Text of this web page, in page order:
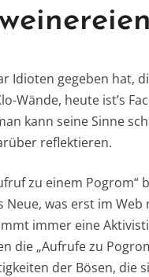
Idioten gegeben hat,
Wände, heute ist’s
kann seine Sinne
reflektieren.
zu einem Pogrom“
was erst im
immer eine
die „Aufrufe zu
der Bösen, die